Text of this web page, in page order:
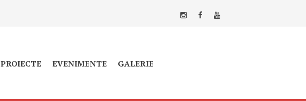
PROIECTE EVENIMENTE
GALERIE